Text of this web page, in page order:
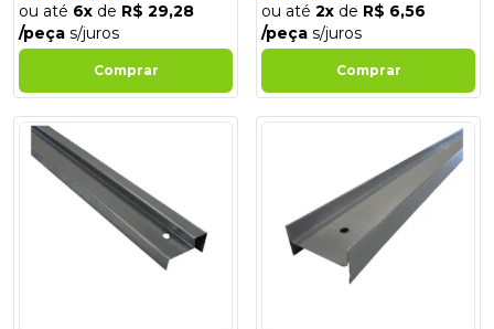
ou até 6x de R$ 29,28
/peça s/juros
Comprar
ou até 2x de R$ 6,56
/peça s/juros
Comprar
- 14%